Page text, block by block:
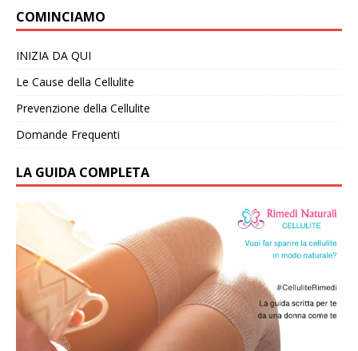
COMINCIAMO
INIZIA DA QUI
Le Cause della Cellulite
Prevenzione della Cellulite
Domande Frequenti
LA GUIDA COMPLETA